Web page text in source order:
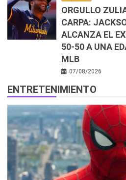
ORGULLO
CARPA:
ALCANZA EL
50-50 A UNA
MLB
07/08/2026
ENTRETENIMIENTO